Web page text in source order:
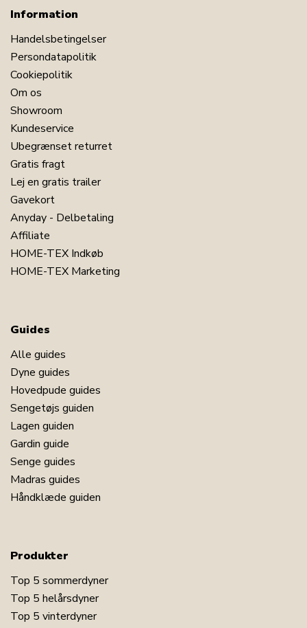
Information
Handelsbetingelser
Persondatapolitik
Cookiepolitik
Om os
Showroom
Kundeservice
Ubegrænset returret
Gratis fragt
Lej en gratis trailer
Gavekort
Anyday - Delbetaling
Affiliate
HOME-TEX Indkøb
HOME-TEX Marketing
Guides
Alle guides
Dyne guides
Hovedpude guides
Sengetøjs guiden
Lagen guiden
Gardin guide
Senge guides
Madras guides
Håndklæde guiden
Produkter
Top 5 sommerdyner
Top 5 helårsdyner
Top 5 vinterdyner